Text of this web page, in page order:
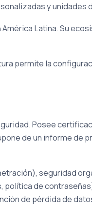
y unidades
Latina. Su
permite la
Posee
de un informe de
seguridad
política de
de pérdida de